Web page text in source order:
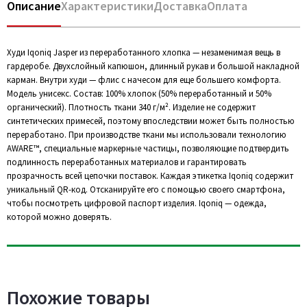
ОписаниеХарактеристикиДоставкаОплата
Худи Iqoniq Jasper из переработанного хлопка — незаменимая вещь в
гардеробе. Двухслойный капюшон, длинный рукав и большой накладной
карман. Внутри худи — флис с начесом для еще большего комфорта.
Модель унисекс. Состав: 100% хлопок (50% переработанный и 50%
органический). Плотность ткани 340 г/м². Изделие не содержит
синтетических примесей, поэтому впоследствии может быть полностью
переработано. При производстве ткани мы использовали технологию
AWARE™, специальные маркерные частицы, позволяющие подтвердить
подлинность переработанных материалов и гарантировать
прозрачность всей цепочки поставок. Каждая этикетка Iqoniq содержит
уникальный QR-код. Отсканируйте его с помощью своего смартфона,
чтобы посмотреть цифровой паспорт изделия. Iqoniq — одежда,
которой можно доверять.
Похожие товары